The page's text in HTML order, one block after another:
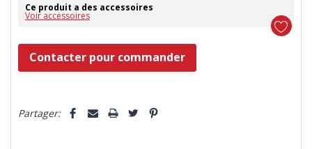
Ce produit a des accessoires
Voir accessoires
Dépêchez-
vous!
n’en
Contacter pour commander
Partager: